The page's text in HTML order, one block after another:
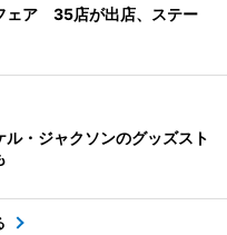
ェア 35店が出店、ステー
・ジャクソンのグッズスト